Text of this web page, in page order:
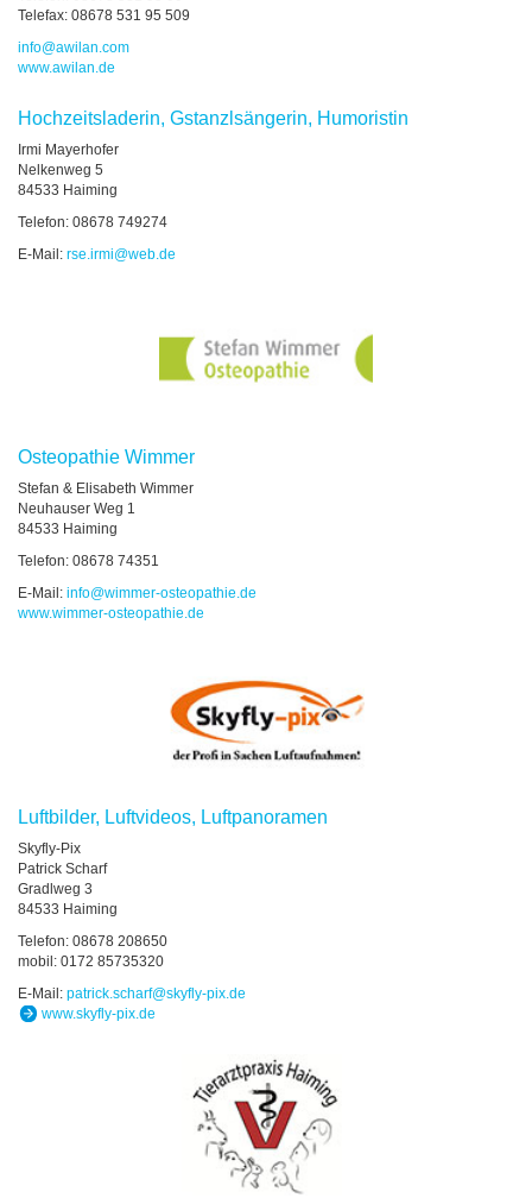
Telefax: 08678 531 95 509
info@awilan.com
www.awilan.de
Hochzeitsladerin, Gstanzlsängerin, Humoristin
Irmi Mayerhofer
Nelkenweg 5
84533 Haiming
Telefon: 08678 749274
E-Mail: rse.irmi@web.de
Osteopathie Wimmer
Stefan & Elisabeth Wimmer
Neuhauser Weg 1
84533 Haiming
Telefon: 08678 74351
E-Mail: info@wimmer-osteopathie.de
www.wimmer-osteopathie.de
Luftbilder, Luftvideos, Luftpanoramen
Skyfly-Pix
Patrick Scharf
Gradlweg 3
84533 Haiming
Telefon: 08678 208650
mobil: 0172 85735320
E-Mail: patrick.scharf@skyfly-pix.de
www.skyfly-pix.de